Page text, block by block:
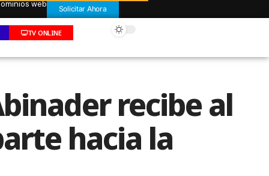
web Solicitar Ahora
TV ONLINE
recibe al
hacia la